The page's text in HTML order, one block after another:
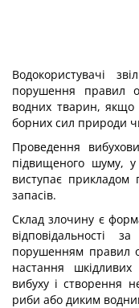
Водокористувачі
порушення правил
водних тварин, якщо
борних сил природи
Проведення
підвищеного шуму,
виступає
запасів.
Склад злочину є
відповідальності
порушенням правил
настання шкідливих
вибуху і створення
риби або диким